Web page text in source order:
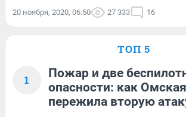
20 ноября, 2020, 06:50 27 333 16
ТОП 5
1
Пожар и две
опасности: как
пережила вторую